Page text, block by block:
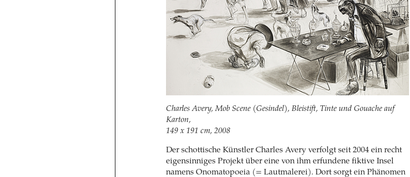
Charles Avery, Mob Scene (Gesindel), Bleistift, Tinte und Gouache auf
Karton,
149 x 191 cm, 2008
Der schottische Künstler Charles Avery verfolgt seit 2004 ein recht
eigensinniges Projekt über eine von ihm erfundene fiktive Insel
namens Onomatopoeia (= Lautmalerei). Dort sorgt ein Phänomen